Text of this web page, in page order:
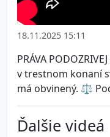
18.11.2025 15:11
PRÁVA
v trestnom konaní
má obvinený. ⚖️
Ďalšie videá